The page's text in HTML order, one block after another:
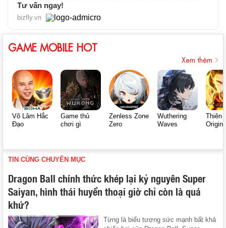
Tư vấn ngay!
bizfly.vn
GAME MOBILE HOT
Xem thêm
Võ Lâm Hắc
Đạo
Game thủ
chơi gì
Zenless Zone
Zero
Wuthering
Waves
Thiên
Origin
TIN CÙNG CHUYÊN MỤC
Dragon Ball chính thức khép lại kỷ nguyên Super
Saiyan, hình thái huyền thoại giờ chỉ còn là quá
khứ?
Từng là biểu tượng sức mạnh bất khả